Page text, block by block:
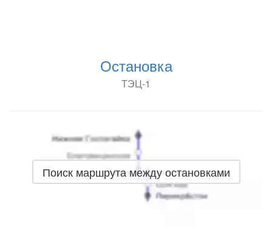
Остановка
ТЭЦ-1
Поиск маршрута между остановками